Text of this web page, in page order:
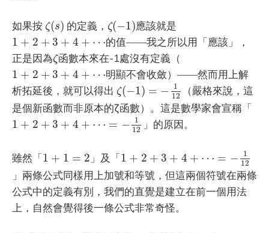
如果按 ζ(s)
ζ( ) 的定義， ζ(−1)
ζ( 1 )應該就是
1 + 2 + 3 + 4 + ⋯
1 + 2+ 3 +4 + ⋯
的值——我之所以用「應該」，
正是因為ζζ函數本來在-1處沒有定義（
1 + 2 + 3 + 4 + ⋯
1 + 2+ 3 +4 + ⋯
明顯不會收斂）——然而用上解
析拓延後，就可以得出 ζ(−1) = − 1
12
ζ( − 1)=−112
（嚴格來說，這
是個新函數而非原本的ζ函數）。這是數學家會宣稱「
1 + 2 + 3 + 4 + ⋯ = − 1
12
1+2+3+4+⋯ =− 1 12 」的原因。
雖然「1 + 1 = 2
1 + 1= 2 」及「1 + 2 + 3 + 4 + ⋯ = − 1
12
1 2+ +4 ⋯
」兩條公式同樣用上加號和等號，但這兩個符號在兩條
公式中的定義有別，我們的直覺是建立在前一個用法
上，自然會覺得後一條公式非常奇怪。